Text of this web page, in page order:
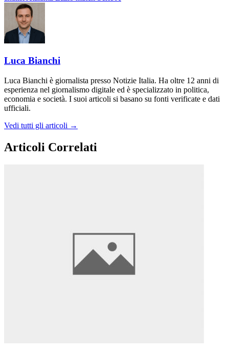
Luca Bianchi
Luca Bianchi è giornalista presso Notizie Italia. Ha oltre 12 anni di
esperienza nel giornalismo digitale ed è specializzato in politica,
economia e società. I suoi articoli si basano su fonti verificate e dati
ufficiali.
Vedi tutti gli articoli →
Articoli Correlati